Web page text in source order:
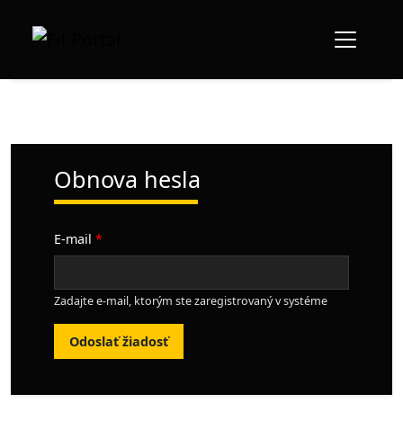
Obnova hesla
E-mail
Zadajte e-mail, ktorým ste zaregistrovaný v systéme
Odoslať žiadosť